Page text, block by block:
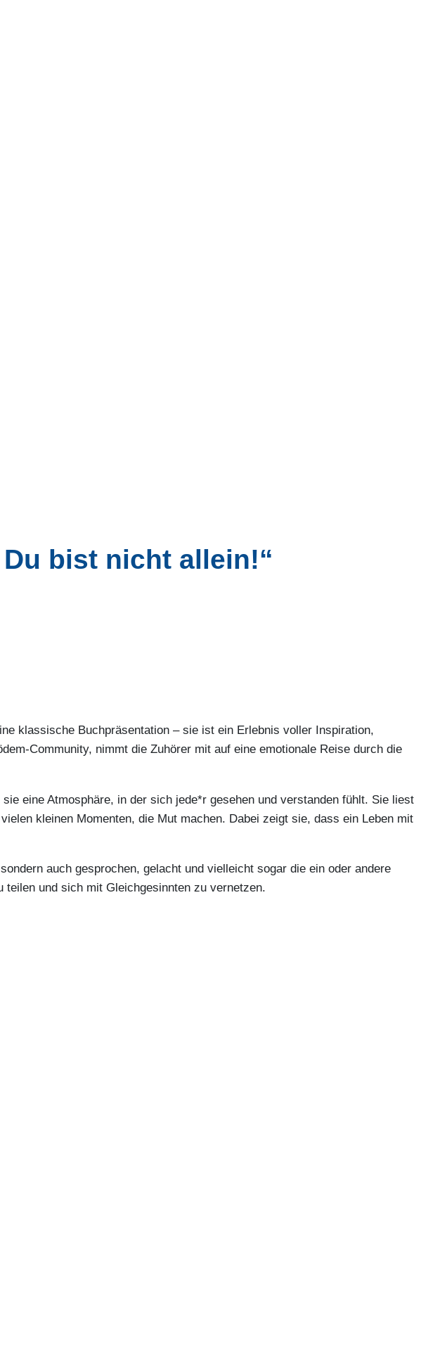
bist nicht allein!“
klassische Buchpräsentation – sie ist ein Erlebnis voller Inspiration,
Community, nimmt die Zuhörer mit auf eine emotionale Reise durch die
eine Atmosphäre, in der sich jede*r gesehen und verstanden fühlt. Sie liest
kleinen Momenten, die Mut machen. Dabei zeigt sie, dass ein Leben mit
auch gesprochen, gelacht und vielleicht sogar die ein oder andere
und sich mit Gleichgesinnten zu vernetzen.